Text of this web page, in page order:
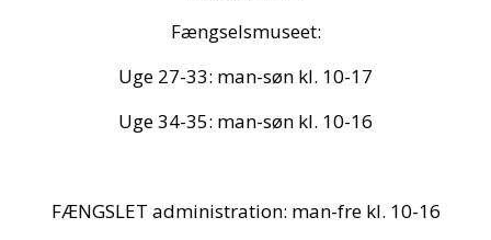
Fængselsmuseet:
Uge 27-33: man-søn kl. 10-17
Uge 34-35: man-søn kl. 10-16
FÆNGSLET administration: man-fre kl. 10-16